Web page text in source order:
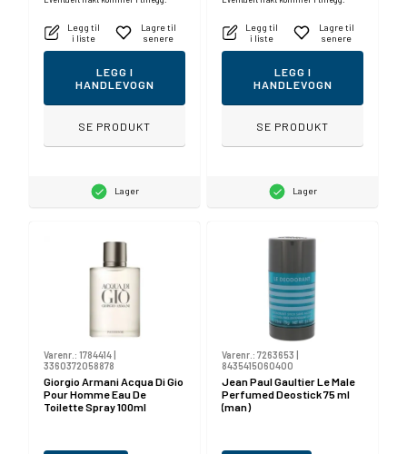
Legg til
i liste
Lagre til
senere
LEGG I
HANDLEVOGN
SE PRODUKT
Lager
Legg til
i liste
Lagre til
senere
LEGG I
HANDLEVOGN
SE PRODUKT
Lager
Varenr.: 1784414|
3360372058878
Giorgio Armani Acqua Di Gio
Pour Homme Eau De
Toilette Spray 100ml
Varenr.: 7263653 |
8435415060400
Jean Paul Gaultier Le Male
Perfumed Deostick 75 ml
(man)